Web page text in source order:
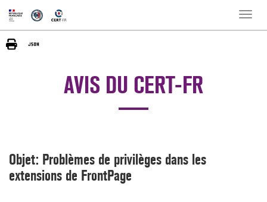
Toggle
AVIS DU CERT-FR
Objet: Problèmes de privilèges dans les
extensions de FrontPage